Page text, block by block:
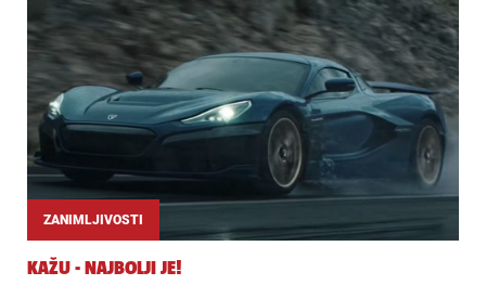
ZANIMLJIVOSTI
KAŽU - NAJBOLJI JE!